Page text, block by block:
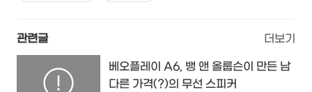
관련글 더보기
베오플레이 A6, 뱅 앤 올룹슨이 만든 남
다른 가격(?)의 무선 스피커